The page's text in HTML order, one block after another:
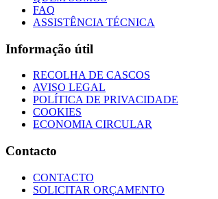
FAQ
ASSISTÊNCIA TÉCNICA
Informação útil
RECOLHA DE CASCOS
AVISO LEGAL
POLÍTICA DE PRIVACIDADE
COOKIES
ECONOMIA CIRCULAR
Contacto
CONTACTO
SOLICITAR ORÇAMENTO